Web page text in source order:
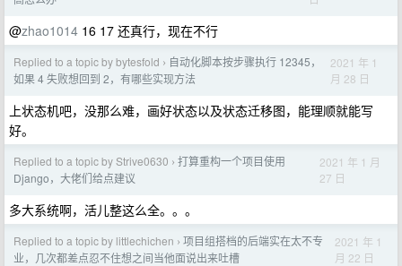
@zhao1014 16 17 还真行，现在不行
Replied to a topic by bytesfold › 自动化脚本按步骤执行 12345，
如果 4 失败想回到 2，有哪些实现方法
2021 年 1
月 28 日
上状态机吧，没那么难，画好状态以及状态迁移图，能理顺就能写
好。
Replied to a topic by Strive0630 › 打算重构一个项目使用
Django，大佬们给点建议
2021 年 1 月
27 日
多大系统啊，活儿整这么全。。。
Replied to a topic by littlechichen › 项目组搭档的后端实在太不专
业，几次都差点忍不住想之间当他面说出来吐槽
2021 年 1
月 22 日